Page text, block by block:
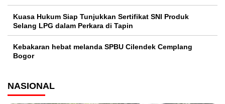
Kuasa Hukum Siap Tunjukkan Sertifikat SNI Produk
Selang LPG dalam Perkara di Tapin
Kebakaran hebat melanda SPBU Cilendek Cemplang
Bogor
NASIONAL